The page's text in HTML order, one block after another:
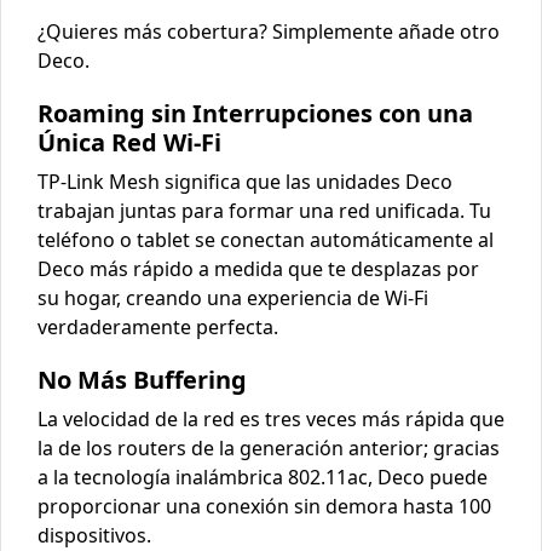
¿Quieres más cobertura? Simplemente añade otro
Deco.
Roaming sin Interrupciones con una
Única Red Wi-Fi
TP-Link Mesh significa que las unidades Deco
trabajan juntas para formar una red unificada. Tu
teléfono o tablet se conectan automáticamente al
Deco más rápido a medida que te desplazas por
su hogar, creando una experiencia de Wi-Fi
verdaderamente perfecta.
No Más Buffering
La velocidad de la red es tres veces más rápida que
la de los routers de la generación anterior; gracias
a la tecnología inalámbrica 802.11ac, Deco puede
proporcionar una conexión sin demora hasta 100
dispositivos.